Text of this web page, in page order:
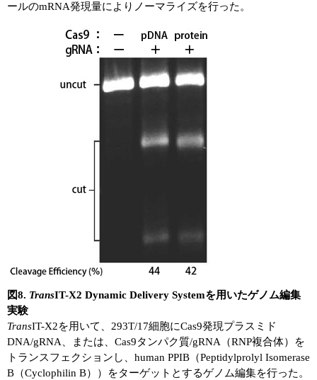
ールのmRNA発現量によりノーマライズを行った。
図8. TransIT-X2 Dynamic Delivery Systemを用いたゲノム編集
実験
TransIT-X2を用いて、293T/17細胞にCas9発現プラスミド
DNA/gRNA、または、Cas9タンパク質/gRNA（RNP複合体）を
トランスフェクションし、human PPIB（Peptidylprolyl Isomerase
B（Cyclophilin B））をターゲットとするゲノム編集を行った。